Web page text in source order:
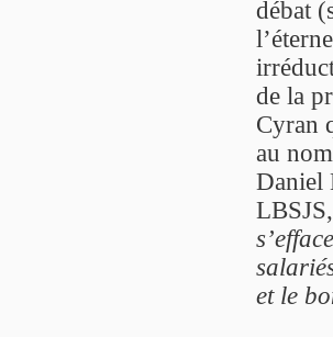
débat
de la
Cyran
au
Daniel
et le